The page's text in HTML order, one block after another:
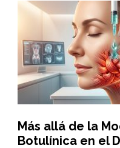
Más allá de la
Botulínica en el